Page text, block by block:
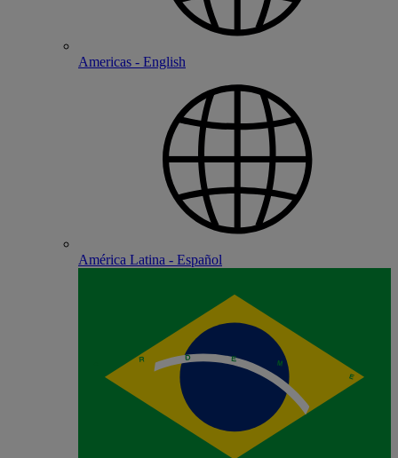
Americas - English
América Latina - Español